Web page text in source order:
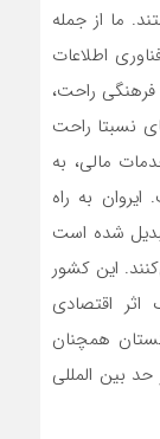
ما از جمله
اطلاعات
راحت،
نسبتا راحت
مالی، به
به راه
شده است
این کشور
اقتصادی
همچنان
بین المللی